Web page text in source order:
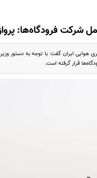
شرکت فرودگاه‌ها:
هوایی ایران گفت: با توجه به دستور
قرار گرفته است.